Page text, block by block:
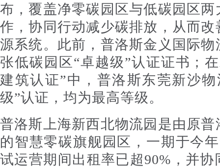
布，覆盖净零碳园区与低碳园区
作，协同行动减少碳排放，从而
源系统。此前，普洛斯金义国际
张低碳园区“卓越级”认证证书；
建筑认证”中，普洛斯东莞新沙
级”认证，均为最高等级。
普洛斯上海新西北物流园是由原
的智慧零碳旗舰园区，一期于今
试运营期间出租率已超90%，并